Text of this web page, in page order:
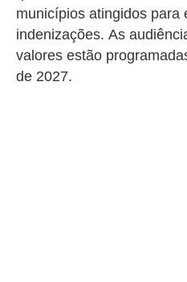
municípios atingidos para
indenizações. As
valores estão
de 2027.